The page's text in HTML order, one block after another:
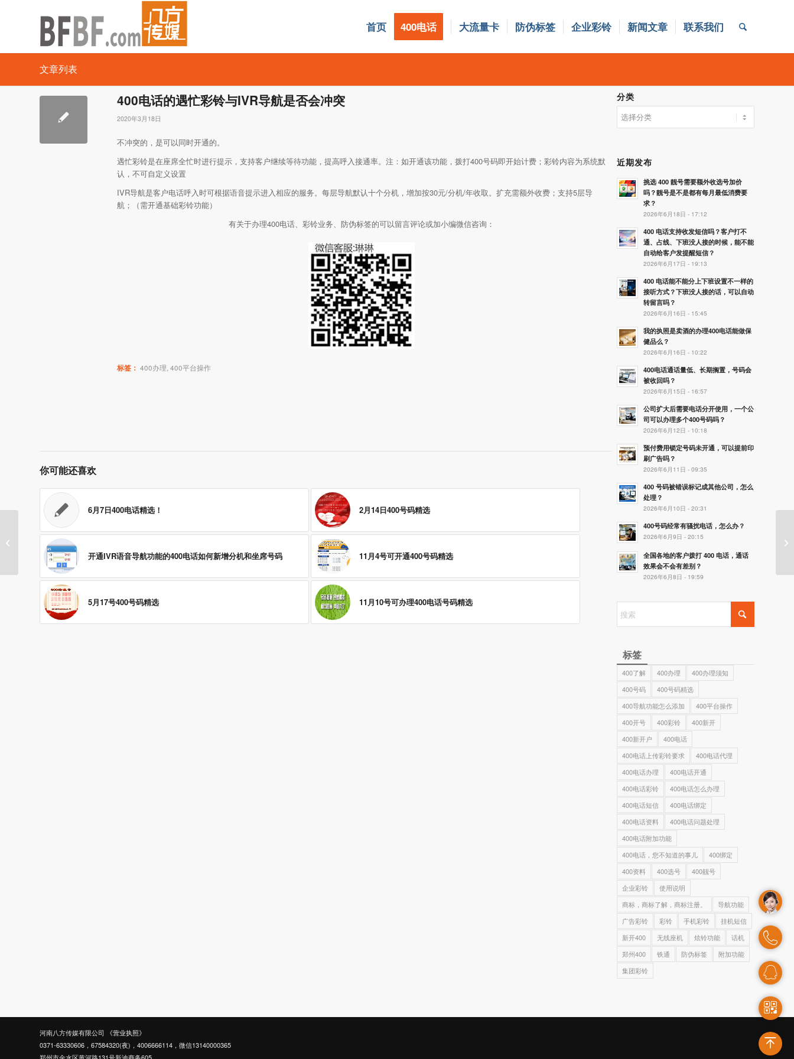
首页 400电话 大流量卡 防伪标签 企业彩铃 新闻文章 联系我们
文章列表
400电话的遇忙彩铃与IVR导航是否会冲突
2020年3月18日
不冲突的，是可以同时开通的。
遇忙彩铃是在座席全忙时进行提示，支持客户继续等待功能，提高呼入接通率。注：如开通该功能，拨打400号码即开始计费；彩铃内容为系统默
认，不可自定义设置
IVR导航是客户电话呼入时可根据语音提示进入相应的服务。每层导航默认十个分机，增加按30元/分机/年收取。扩充需额外收费；支持5层导
航；（需开通基础彩铃功能）
有关于办理400电话、彩铃业务、防伪标签的可以留言评论或加小编微信咨询：
标签： 400办理,400平台操作
你可能还喜欢
6月7日400电话精选！ 2月14日400号码精选
开通IVR语音导航功能的400电话如何新增分机和坐席号码 11月4号可开通400号码精选
5月17号400号码精选 11月10号可办理400电话号码精选
分类
类
近期发布
挑选 400 靓号需要额外收选号加价
吗？靓号是不是都有每月最低消费要
求？
2026年6月18日 - 17:12
400 电话支持收发短信吗？客户打不
通、占线、下班没人接的时候，能不能
自动给客户发提醒短信？
2026年6月17日 - 19:13
400 电话能不能分上下班设置不一样的
接听方式？下班没人接的话，可以自动
转留言吗？
2026年6月16日 - 15:45
我的执照是卖酒的办理400电话能做保
健品么？
2026年6月16日 - 10:22
400电话通话量低、长期搁置，号码会
被收回吗？
2026年6月15日 - 16:57
公司扩大后需要电话分开使用，一个公
司可以办理多个400号码吗？
2026年6月12日 - 10:18
预付费用锁定号码未开通，可以提前印
刷广告吗？
2026年6月11日 - 09:35
400 号码被错误标记成其他公司，怎么
处理？
2026年6月10日 - 20:31
400号码经常有骚扰电话，怎么办？
2026年6月9日 - 20:15
全国各地的客户拨打 400 电话，通话
效果会不会有差别？
2026年6月8日 - 19:59
标签
400了解 400办理
400办理须知
400号码
400号码精选
400导航功能怎么添加
400平台操作
400开号
400彩铃
400新开
400新开户
400电话
400电话上传彩铃要求
400电话代理
400电话办理
400电话开通
400电话彩铃
400电话怎么办理
400电话短信
400电话绑定
400电话资料
400电话问题处理
400电话附加功能
400电话，您不知道的事儿
400绑定
400资料
400选号
400靓号
企业彩铃
使用说明
商标，商标了解，商标注册。
导航功能
广告彩铃
彩铃 手机彩铃
挂机短信
新开400
无线座机 炫铃功能
话机
郑州400
铁通 防伪标签
附加功能
集团彩铃
河南八方传媒有限公司
《营业执照》
0371-63330606，67584320(夜)，4006666114，微信13140000365
开封市创美彩灯文化传媒手机彩铃上